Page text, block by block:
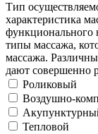
Тип
характеристика
функционального
типы массажа,
массажа.
дают совершенно
Роликовый
Воздушно-
Тепловой